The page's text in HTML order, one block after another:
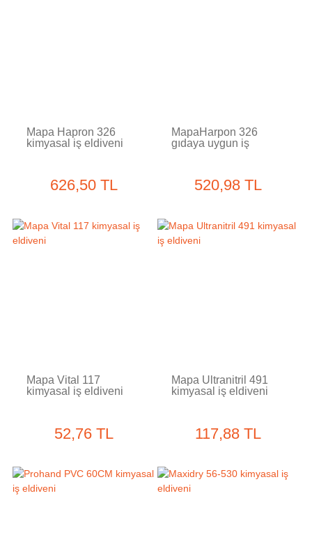
Mapa Hapron 326
kimyasal iş eldiveni
626,50 TL
MapaHarpon 326
gıdaya uygun iş
520,98 TL
Mapa Vital 117
kimyasal iş eldiveni
52,76 TL
Mapa Ultranitril 491
kimyasal iş eldiveni
117,88 TL